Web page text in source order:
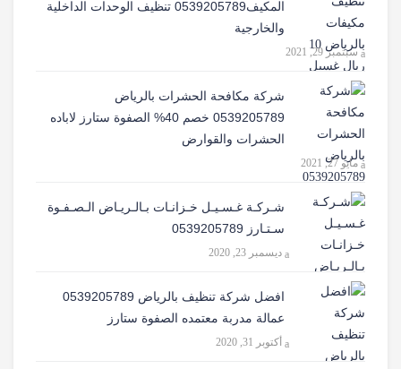
المكيف0539205789 تنظيف الوحدات الداخلية
والخارجية
سبتمبر 29, 2021
شركة مكافحة الحشرات بالرياض
0539205789 خصم 40% الصفوة ستارز لاباده
الحشرات والقوارض
مايو 27, 2021
شـركـة غـسـيـل خـزانـات بـالـريـاض الـصـفـوة
سـتـارز 0539205789
ديسمبر 23, 2020
افضل شركة تنظيف بالرياض 0539205789
عمالة مدربة معتمده الصفوة ستارز
أكتوبر 31, 2020